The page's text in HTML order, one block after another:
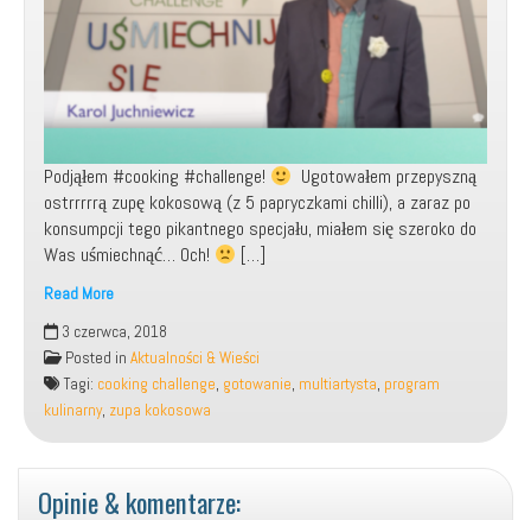
Podjąłem #cooking #challenge!
Ugotowałem przepyszną
ostrrrrrą zupę kokosową (z 5 papryczkami chilli), a zaraz po
konsumpcji tego pikantnego specjału, miałem się szeroko do
Was uśmiechnąć… Och!
[…]
Read More
Udział
w
programie:
„Cooking
Challenge”!
3 czerwca, 2018
Posted in Aktualności & Wieści
Tagi: cooking challenge, gotowanie, multiartysta, program
kulinarny, zupa kokosowa
Opinie & komentarze: